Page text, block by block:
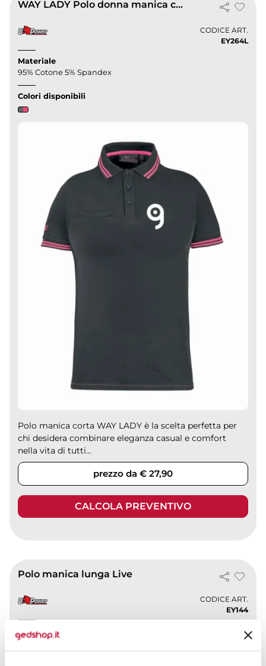
WAY LADY Polo donna manica corta in cotone traspirante
CODICE ART.
EY264L
Materiale
95% Cotone 5% Spandex
Colori disponibili
Polo manica corta WAY LADY è la scelta perfetta per
chi desidera combinare eleganza casual e comfort
nella vita di tutti...
prezzo da € 27,90
CALCOLA PREVENTIVO
Polo manica lunga Live
CODICE ART.
EY144
Materiale
65% Cotone 35% Poliestere